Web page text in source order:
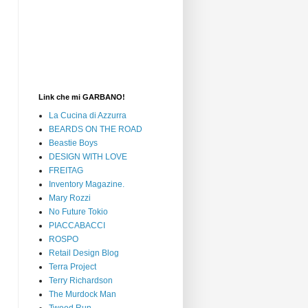
Link che mi GARBANO!
La Cucina di Azzurra
BEARDS ON THE ROAD
Beastie Boys
DESIGN WITH LOVE
FREITAG
Inventory Magazine.
Mary Rozzi
No Future Tokio
PIACCABACCI
ROSPO
Retail Design Blog
Terra Project
Terry Richardson
The Murdock Man